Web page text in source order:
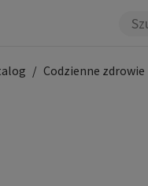
Codzienne zdrowie